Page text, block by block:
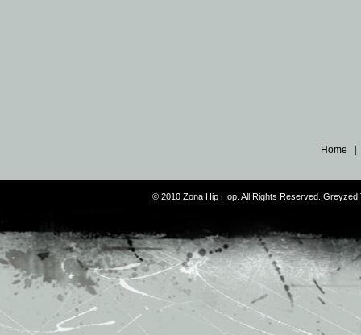
Home
© 2010 Zona Hip Hop. All Rights Reserved.